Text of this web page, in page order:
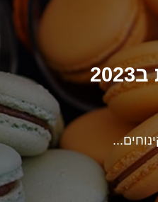
איך לנהל קונדיטוריה משגשגת ב2023